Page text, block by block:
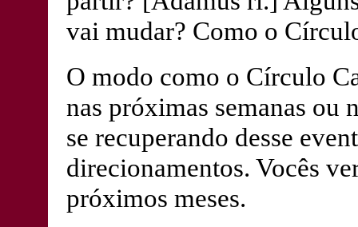
vai mudar? Como o
O modo como o Círculo
nas próximas semanas ou
se recuperando desse
direcionamentos. Vocês
próximos meses.